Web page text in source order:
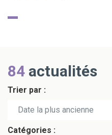
84 actualités
Trier par :
Date la plus récente
Date la plus ancienne
Catégories :